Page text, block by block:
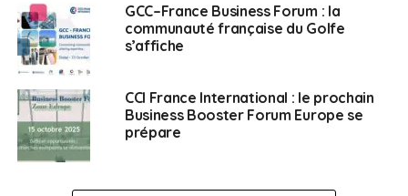
La CFE publie son rapport annuel 2021
NE RATEZ PAS
Vivre ailleurs, sur RFI : Cornelia Orsucci, artiste
Allemagne
Français à l'étranger
GCC–France Business Forum : la
communauté française du Golfe
s’affiche
CCI France International : le prochain
Business Booster Forum Europe se
prépare